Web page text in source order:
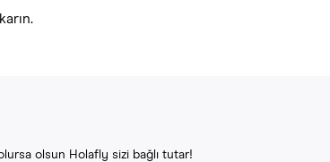
olsun Holafly sizi bağlı tutar!